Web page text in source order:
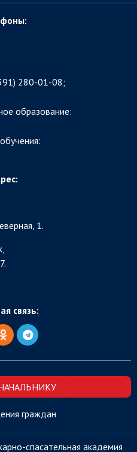
280-01-08;
образование:
1.
связь:
граждан
спасательная академия